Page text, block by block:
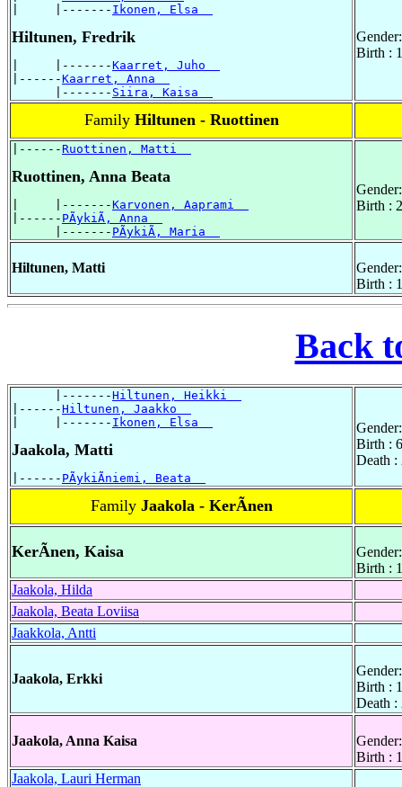
|     |------- Ikonen, Elsa
Hiltunen, Fredrik
|     |-------Kaarret, Juho
|------Kaarret, Anna
      |-------
Siira, Kaisa
Birth :
Family Hiltunen - Ruottinen
|------Ruottinen, Matti
Ruottinen, Anna Beata
|     |-------Karvonen, Aaprami
|------ PÃykiÃ, Anna
      |-------
PÃykiÃ, Maria
Birth :
Hiltunen, Matti
Birth :
Back
      |-------
Hiltunen, Heikki
|------Hiltunen, Jaakko
|     |------- Ikonen, Elsa
Jaakola, Matti
|------ PÃykiÃniemi, Beata
Birth :
Death :
Family Jaakola - KerÃnen
KerÃnen, Kaisa
Birth :
Jaakola, Hilda
Jaakola, Beata Loviisa
Jaakkola, Antti
Jaakola, Erkki
Birth :
Death :
Jaakola, Anna Kaisa
Birth :
Jaakola, Lauri Herman